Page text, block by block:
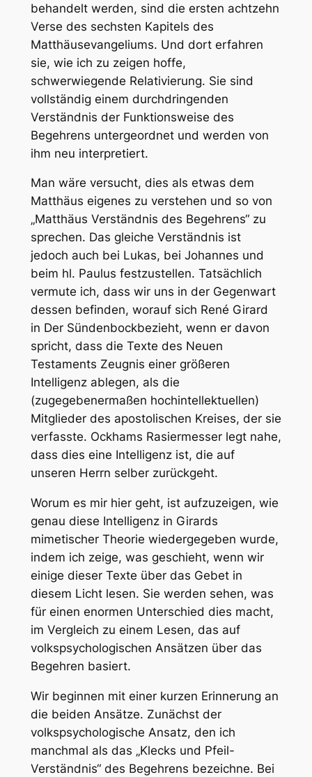
behandelt werden, sind die ersten achtzehn
Verse des sechsten Kapitels des
Matthäusevangeliums. Und dort erfahren
sie, wie ich zu zeigen hoffe,
schwerwiegende Relativierung. Sie sind
vollständig einem durchdringenden
Verständnis der Funktionsweise des
Begehrens untergeordnet und werden von
ihm neu interpretiert.
Man wäre versucht, dies als etwas dem
Matthäus eigenes zu verstehen und so von
„Matthäus Verständnis des Begehrens“ zu
sprechen. Das gleiche Verständnis ist
jedoch auch bei Lukas, bei Johannes und
beim hl. Paulus festzustellen. Tatsächlich
vermute ich, dass wir uns in der Gegenwart
dessen befinden, worauf sich René Girard
in Der Sündenbockbezieht, wenn er davon
spricht, dass die Texte des Neuen
Testaments Zeugnis einer größeren
Intelligenz ablegen, als die
(zugegebenermaßen hochintellektuellen)
Mitglieder des apostolischen Kreises, der sie
verfasste. Ockhams Rasiermesser legt nahe,
dass dies eine Intelligenz ist, die auf
unseren Herrn selber zurückgeht.
Worum es mir hier geht, ist aufzuzeigen, wie
genau diese Intelligenz in Girards
mimetischer Theorie wiedergegeben wurde,
indem ich zeige, was geschieht, wenn wir
einige dieser Texte über das Gebet in
diesem Licht lesen. Sie werden sehen, was
für einen enormen Unterschied dies macht,
im Vergleich zu einem Lesen, das auf
volkspsychologischen Ansätzen über das
Begehren basiert.
Wir beginnen mit einer kurzen Erinnerung an
die beiden Ansätze. Zunächst der
volkspsychologische Ansatz, den ich
manchmal als das „Klecks und Pfeil-
Verständnis“ des Begehrens bezeichne. Bei